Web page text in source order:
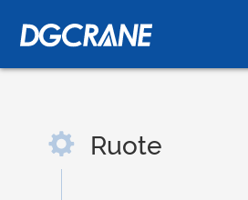
Ruote